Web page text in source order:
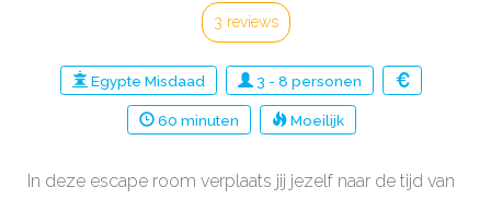
3 reviews
Egypte Misdaad 3 - 8 personen
60 minuten Moeilijk
In deze escape room verplaats jij jezelf naar de tijd van